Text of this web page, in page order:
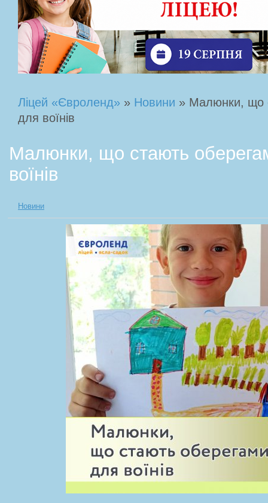
Ліцей «Євроленд» » Новини » Малюнки, що
для воїнів
Малюнки, що стають
воїнів
Новини